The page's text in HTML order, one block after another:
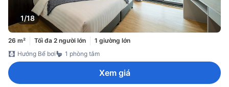
1/18
26 m² Tối đa 2 người lớn
1 giường lớn
Hướng Bể bơi
1 phòng tắm
Xem giá